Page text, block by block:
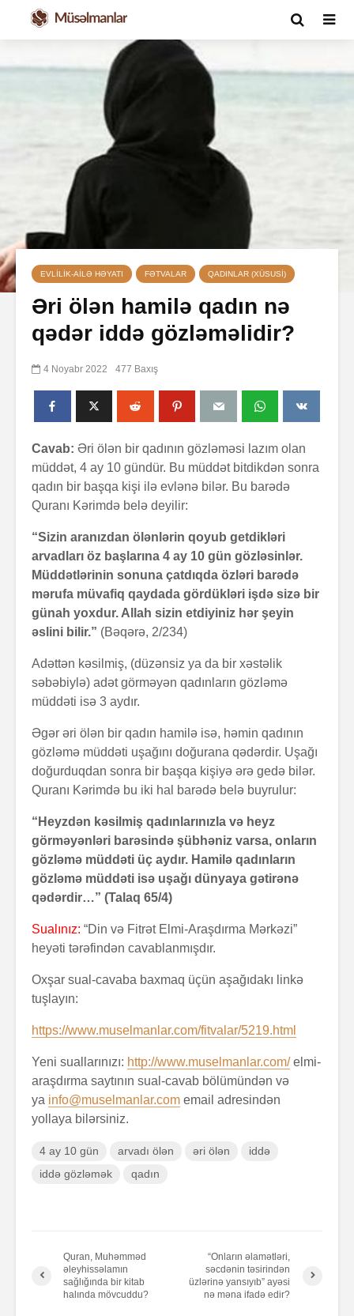
EVLILIK-AILƏ HƏYATI FƏTVALAR QADINLAR (XÜSUSI)
Əri ölən hamilə qadın nə
qədər iddə gözləməlidir?
4 Noyabr 2022 477 Baxış
Cavab: Əri ölən bir qadının gözləməsi lazım olan
müddət, 4 ay 10 gündür. Bu müddət bitdikdən sonra
qadın bir başqa kişi ilə evlənə bilər. Bu barədə
Quranı Kərimdə belə deyilir:
“Sizin aranızdan ölənlərin qoyub getdikləri
arvadları öz başlarına 4 ay 10 gün gözləsinlər.
Müddətlərinin sonuna çatdıqda özləri barədə
mərufa müvafiq qaydada gördükləri işdə sizə bir
günah yoxdur. Allah sizin etdiyiniz hər şeyin
əslini bilir.” (Bəqərə, 2/234)
Adəttən kəsilmiş, (düzənsiz ya da bir xəstəlik
səbəbiylə) adət görməyən qadınların gözləmə
müddəti isə 3 aydır.
Əgər əri ölən bir qadın hamilə isə, həmin qadının
gözləmə müddəti uşağını doğurana qədərdir. Uşağı
doğurduqdan sonra bir başqa kişiyə ərə gedə bilər.
Quranı Kərimdə bu iki hal barədə belə buyrulur:
“Heyzdən kəsilmiş qadınlarınızla və heyz
görməyənləri barəsində şübhəniz varsa, onların
gözləmə müddəti üç aydır. Hamilə qadınların
gözləmə müddəti isə uşağı dünyaya gətirənə
qədərdir…” (Talaq 65/4)
Sualınız: “Din və Fitrət Elmi-Araşdırma Mərkəzi”
heyəti tərəfindən cavablanmışdır.
Oxşar sual-cavaba baxmaq üçün aşağıdakı linkə
tuşlayın:
https://www.muselmanlar.com/fitvalar/5219.html
Yeni suallarınızı: http://www.muselmanlar.com/elmi-
araşdırma saytının sual-cavab bölümündən və
ya info@muselmanlar.com email adresindən
yollaya bilərsiniz.
4 ay 10 gün arvadı ölən əri ölən
iddə
iddə gözləmək
qadın
Quran, Muhəmməd
əleyhissəlamın
sağlığında bir kitab
halında mövcuddu?
“Onların əlamətləri,
səcdənin təsirindən
üzlərinə yansıyıb” ayəsi
nə məna ifadə edir?